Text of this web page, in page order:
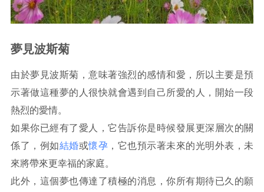
夢見波斯菊
由於夢見波斯菊，意味著強烈的感情和愛，所以主要是預
示著做這種夢的人很快就會遇到自己所愛的人，開始一段
熱烈的愛情。
如果你已經有了愛人，它告訴你是時候發展更深層次的關
係了，例如結婚或懷孕 ，它也預示著未來的光明外表，未
來將帶來更幸福的家庭。
此外，這個夢也傳達了積極的消息，你所有期待已久的願